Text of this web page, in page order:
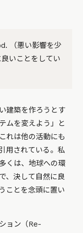
（悪い影響を少
いことをしてい
建築を作ろうとす
ムを変えよう」と
れは他の活動にも
用されている。私
くは、地球への環
、決して自然に良
ことを念頭に置い
ョン（Re-